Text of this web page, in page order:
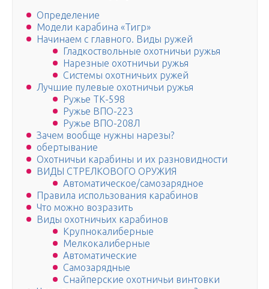
Определение
Модели карабина «Тигр»
Начинаем с главного. Виды ружей
Гладкоствольные охотничьи ружья
Нарезные охотничьи ружья
Системы охотничьих ружей
Лучшие пулевые охотничьи ружья
Ружье ТК-598
Ружье ВПО-223
Ружье ВПО-208Л
Зачем вообще нужны нарезы?
обертывание
Охотничьи карабины и их разновидности
ВИДЫ СТРЕЛКОВОГО ОРУЖИЯ
Автоматическое/самозарядное
Правила использования карабинов
Что можно возразить
Виды охотничьих карабинов
Крупнокалиберные
Мелкокалиберные
Автоматические
Самозарядные
Снайперские охотничьи винтовки